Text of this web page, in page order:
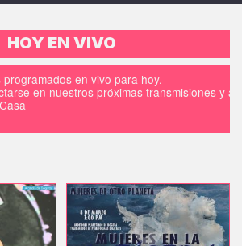
HOY EN VIVO
en vivo para hoy.
en nuestros próximas transmisiones y